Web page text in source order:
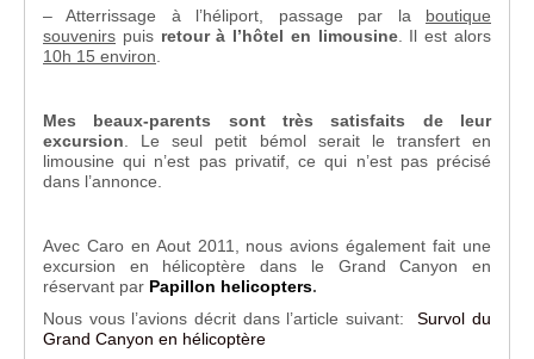
– Atterrissage à l’héliport, passage par la boutique
souvenirs puis retour à l’hôtel en limousine. Il est alors
10h 15 environ
Mes beaux-parents sont très satisfaits de leur
excursion . Le seul petit bémol serait le transfert en
limousine qui n’est pas privatif, ce qui n’est pas précisé
dans l’annonce.
Avec Caro en Aout 2011, nous avions également fait une
excursion en hélicoptère dans le Grand Canyon en
réservant par Papillon helicopters.
Nous vous l’avions décrit dans l’article suivant:Survol du
Grand Canyon en hélicoptère